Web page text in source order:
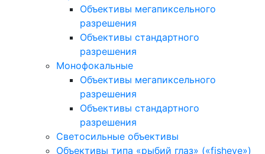
Объективы мегапиксельного
разрешения
Объективы стандартного
разрешения
Монофокальные
Объективы мегапиксельного
разрешения
Объективы стандартного
разрешения
Светосильные объективы
Объективы типа «рыбий глаз» («fisheye»)